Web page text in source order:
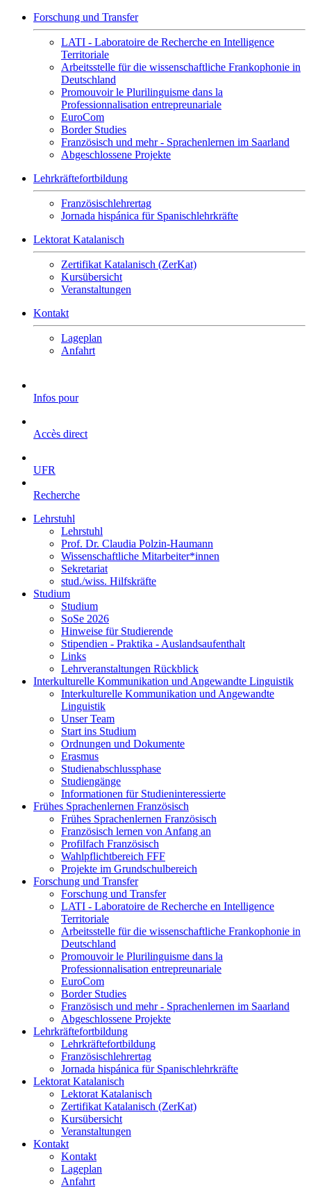
Forschung und Transfer
LATI - Laboratoire de Recherche en Intelligence
Territoriale
Arbeitsstelle für die wissenschaftliche Frankophonie in
Deutschland
Promouvoir le Plurilinguisme dans la
Professionnalisation entrepreunariale
EuroCom
Border Studies
Französisch und mehr - Sprachenlernen im Saarland
Abgeschlossene Projekte
Lehrkräftefortbildung
Französischlehrertag
Jornada hispánica für Spanischlehrkräfte
Lektorat Katalanisch
Zertifikat Katalanisch (ZerKat)
Kursübersicht
Veranstaltungen
Kontakt
Lageplan
Anfahrt
Infos pour
Accès direct
UFR
Recherche
Lehrstuhl
Lehrstuhl
Prof. Dr. Claudia Polzin-Haumann
Wissenschaftliche Mitarbeiter*innen
Sekretariat
stud./wiss. Hilfskräfte
Studium
Studium
SoSe 2026
Hinweise für Studierende
Stipendien - Praktika - Auslandsaufenthalt
Links
Lehrveranstaltungen Rückblick
Interkulturelle Kommunikation und Angewandte Linguistik
Interkulturelle Kommunikation und Angewandte
Linguistik
Unser Team
Start ins Studium
Ordnungen und Dokumente
Erasmus
Studienabschlussphase
Studiengänge
Informationen für Studieninteressierte
Frühes Sprachenlernen Französisch
Frühes Sprachenlernen Französisch
Französisch lernen von Anfang an
Profilfach Französisch
Wahlpflichtbereich FFF
Projekte im Grundschulbereich
Forschung und Transfer
Forschung und Transfer
LATI - Laboratoire de Recherche en Intelligence
Territoriale
Arbeitsstelle für die wissenschaftliche Frankophonie in
Deutschland
Promouvoir le Plurilinguisme dans la
Professionnalisation entrepreunariale
EuroCom
Border Studies
Französisch und mehr - Sprachenlernen im Saarland
Abgeschlossene Projekte
Lehrkräftefortbildung
Lehrkräftefortbildung
Französischlehrertag
Jornada hispánica für Spanischlehrkräfte
Lektorat Katalanisch
Lektorat Katalanisch
Zertifikat Katalanisch (ZerKat)
Kursübersicht
Veranstaltungen
Kontakt
Kontakt
Lageplan
Anfahrt